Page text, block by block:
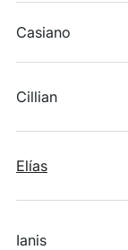
Casiano
Cillian
Elías
Ianis